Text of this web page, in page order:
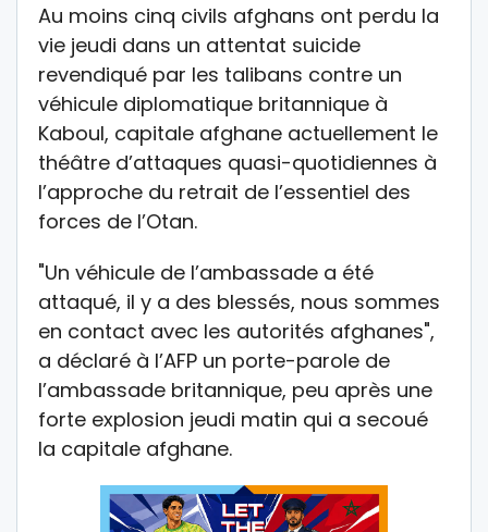
Au moins cinq civils afghans ont perdu la
vie jeudi dans un attentat suicide
revendiqué par les talibans contre un
véhicule diplomatique britannique à
Kaboul, capitale afghane actuellement le
théâtre d’attaques quasi-quotidiennes à
l’approche du retrait de l’essentiel des
forces de l’Otan.
"Un véhicule de l’ambassade a été
attaqué, il y a des blessés, nous sommes
en contact avec les autorités afghanes",
a déclaré à l’AFP un porte-parole de
l’ambassade britannique, peu après une
forte explosion jeudi matin qui a secoué
la capitale afghane.